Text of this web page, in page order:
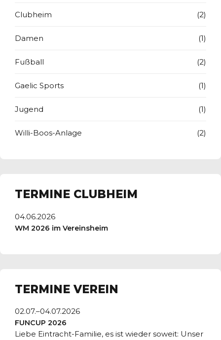
Clubheim (2)
Damen (1)
Fußball (2)
Gaelic Sports (1)
Jugend (1)
Willi-Boos-Anlage (2)
TERMINE CLUBHEIM
04.06.2026
WM 2026 im Vereinsheim
TERMINE VEREIN
02.07.–04.07.2026
FUNCUP 2026
Liebe Eintracht-Familie, es ist wieder soweit: Unser